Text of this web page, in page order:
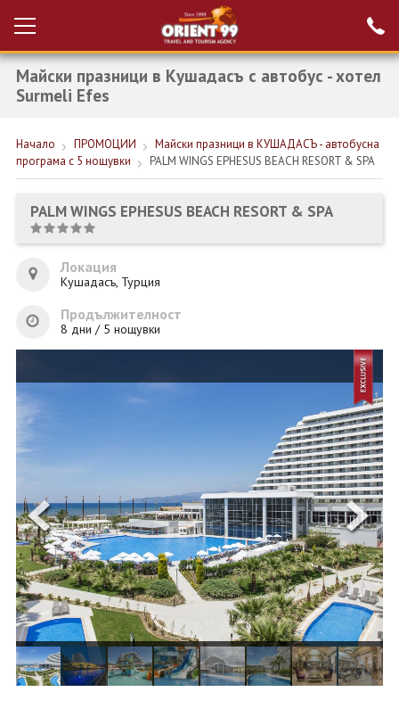
Вход за агенти
Проверка на
НОВА ГОДИНА ТУРЦИЯ
ПОЧИВКИ
КРУИЗИ
ЕКЗОТИКА
ЕКСКУРЗИИ
ОЩЕ
ФИРМЕНИ ДОКУМЕНТИ
0700 144 34 Запитване
ПОСЛЕДВАЙТЕ НИ
Майски празници в Кушадасъ с автобус - хотел
Surmeli Efes
Начало ПРОМОЦИИ
Майски празници в КУШАДАСЪ - автобусна
програма с 5 нощувки
PALM WINGS EPHESUS BEACH RESORT & SPA
PALM WINGS EPHESUS BEACH RESORT & SPA
Локация
Кушадасъ, Турция
Продължителност
8 дни / 5 нощувки